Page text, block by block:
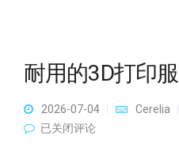
耐用的3D打印
2026-07-04 Cerelia
耐用的3D打印服务推荐榜单
已关闭评论